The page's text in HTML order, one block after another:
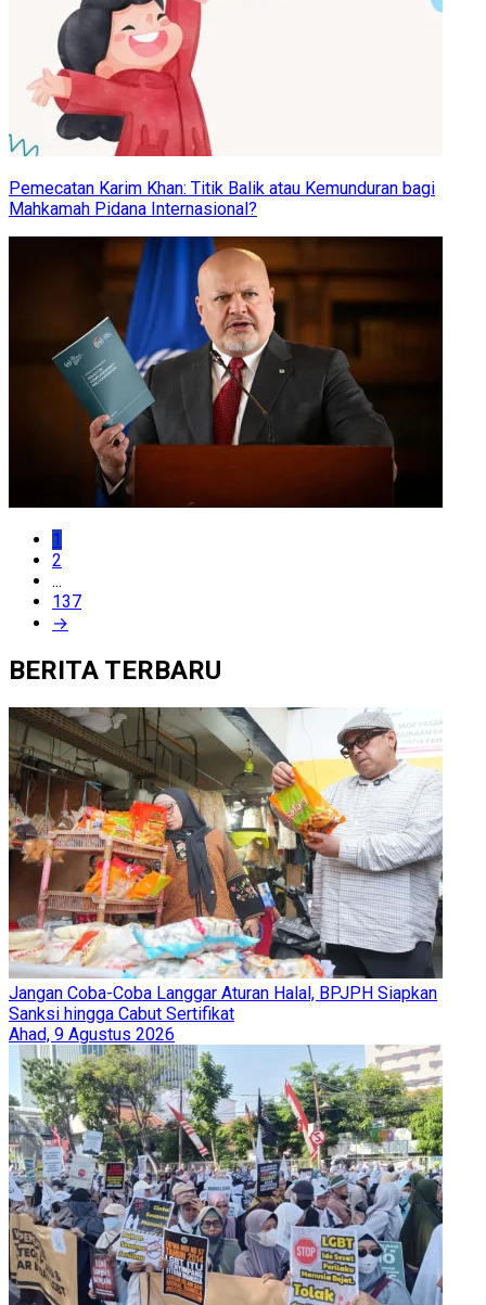
Pemecatan Karim Khan: Titik Balik atau Kemunduran bagi
Mahkamah Pidana Internasional?
1
2
...
137
→
BERITA TERBARU
Jangan Coba-Coba Langgar Aturan Halal, BPJPH Siapkan
Sanksi hingga Cabut Sertifikat
Ahad, 9 Agustus 2026